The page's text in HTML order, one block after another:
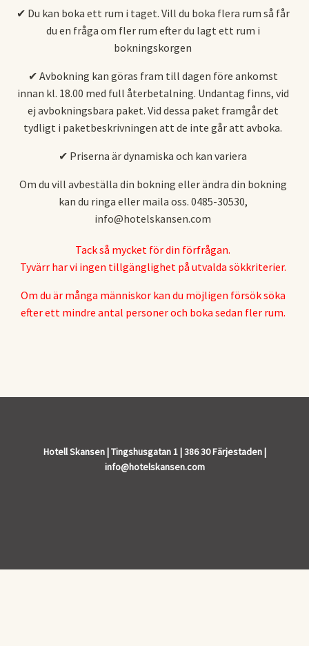
✔ Du kan boka ett rum i taget. Vill du boka flera rum så får
du en fråga om fler rum efter du lagt ett rum i
bokningskorgen
✔ Avbokning kan göras fram till dagen före ankomst
innan kl. 18.00 med full återbetalning. Undantag finns, vid
ej avbokningsbara paket. Vid dessa paket framgår det
tydligt i paketbeskrivningen att de inte går att avboka.
✔ Priserna är dynamiska och kan variera
Om du vill avbeställa din bokning eller ändra din bokning
kan du ringa eller maila oss. 0485-30530,
info@hotelskansen.com
Tack så mycket för din förfrågan.
Tyvärr har vi ingen tillgänglighet på utvalda sökkriterier.
Om du är många människor kan du möjligen försök söka
efter ett mindre antal personer och boka sedan fler rum.
Hotell Skansen | Tingshusgatan 1 | 386 30 Färjestaden |
info@hotelskansen.com